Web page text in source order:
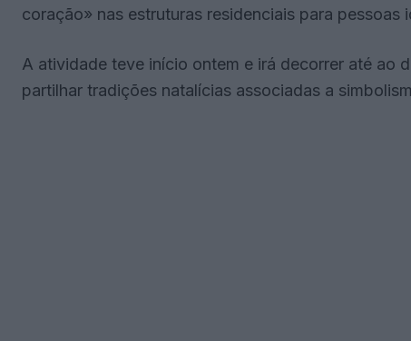
coração» nas estruturas residenciais para pessoas
A atividade teve início ontem e irá decorrer até ao
partilhar tradições natalícias associadas a